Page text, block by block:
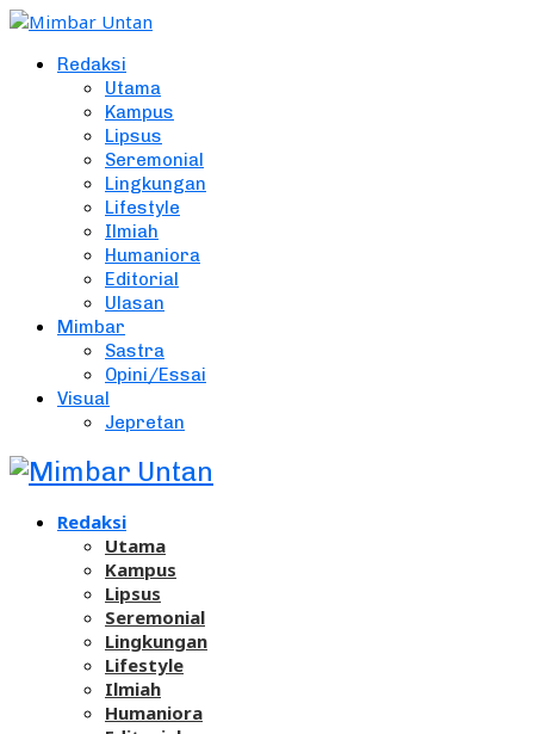
Redaksi
Utama
Kampus
Lipsus
Seremonial
Lingkungan
Lifestyle
Ilmiah
Humaniora
Editorial
Ulasan
Mimbar
Sastra
Opini/Essai
Visual
Jepretan
Redaksi
Utama
Kampus
Lipsus
Seremonial
Lingkungan
Lifestyle
Ilmiah
Humaniora